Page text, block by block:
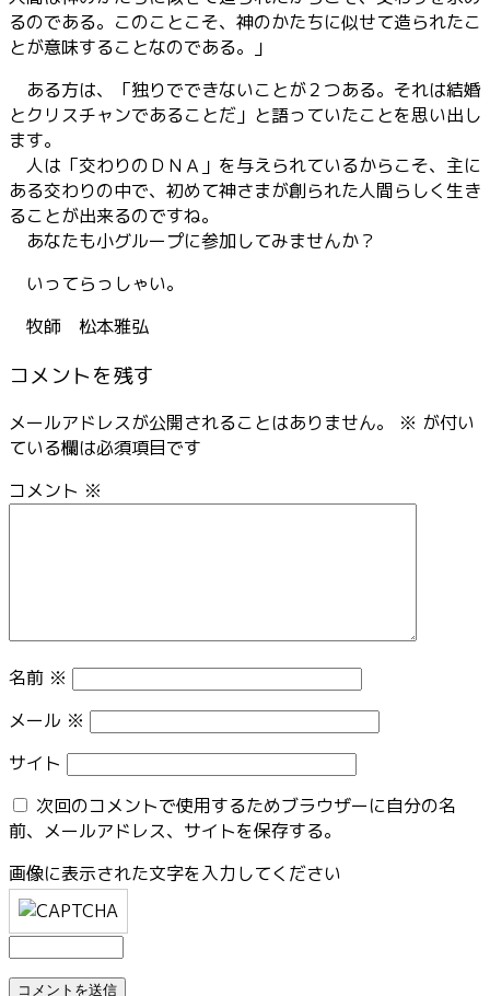
るのである。このことこそ、神のかたちに似せて造られたこ
とが意味することなのである。」
ある方は、「独りでできないことが２つある。それは結婚
とクリスチャンであることだ」と語っていたことを思い出し
ます。
人は「交わりのＤＮＡ」を与えられているからこそ、主に
ある交わりの中で、初めて神さまが創られた人間らしく生き
ることが出来るのですね。
あなたも小グループに参加してみませんか？
いってらっしゃい。
牧師 松本雅弘
コメントを残す
メールアドレスが公開されることはありません。 ※ が付い
ている欄は必須項目です
コメント ※
名前 ※
メール ※
サイト
次回のコメントで使用するためブラウザーに自分の名
前、メールアドレス、サイトを保存する。
画像に表示された文字を入力してください